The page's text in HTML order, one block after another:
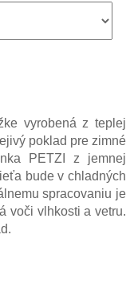
vyrobená z teplej
poklad pre zimné
PETZI z jemnej
bude v chladných
spracovaniu je
voči vlhkosti a vetru.